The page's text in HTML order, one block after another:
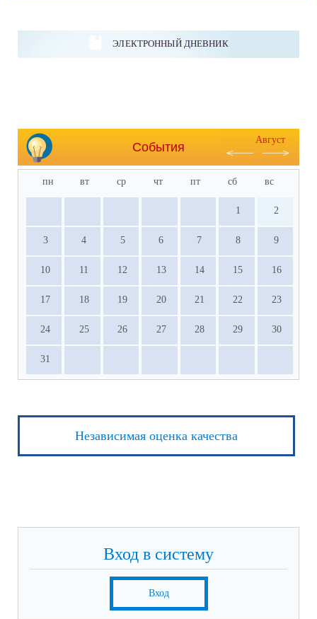
ЭЛЕКТРОННЫЙ ДНЕВНИК
События
Август
пн вт ср чт пт сб вс
1 2
3 4 5 6 7 8 9
10 11 12 13 14 15 16
17 18 19 20 21 22 23
24 25 26 27 28 29 30
31
Независимая оценка качества
Вход в систему
Вход